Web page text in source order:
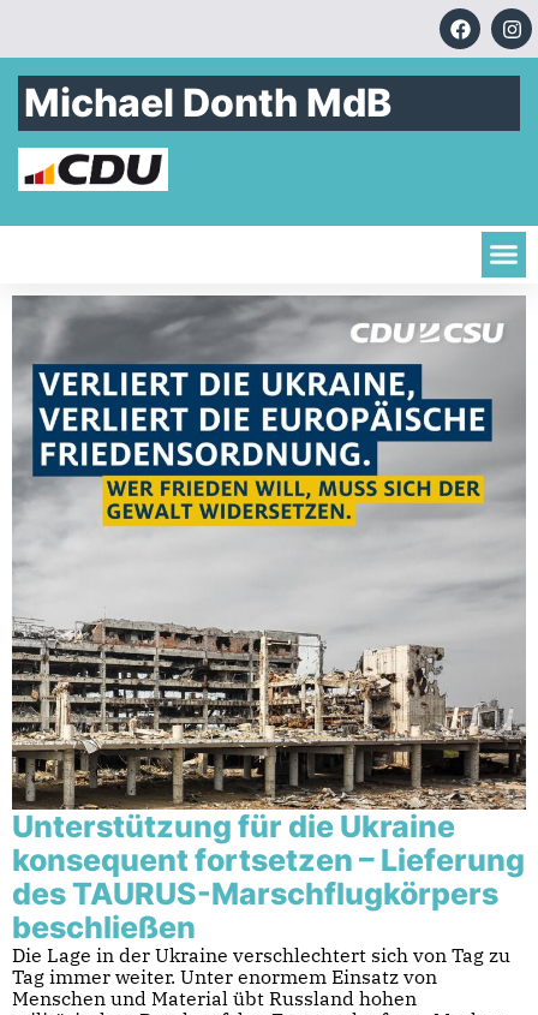
Michael Donth MdB
Unterstützung für die Ukraine
konsequent fortsetzen – Lieferung
des TAURUS-Marschflugkörpers
beschließen
Die Lage in der Ukraine verschlechtert sich von Tag zu
Tag immer weiter. Unter enormem Einsatz von
Menschen und Material übt Russland hohen